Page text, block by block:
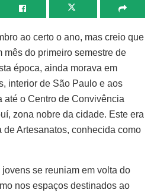
ao certo o ano, mas creio que
mês do primeiro semestre de
época, ainda morava em
interior de São Paulo e aos
até o Centro de Convivência
zona nobre da cidade. Este era
Artesanatos, conhecida como
se reuniam em volta do
nos espaços destinados ao